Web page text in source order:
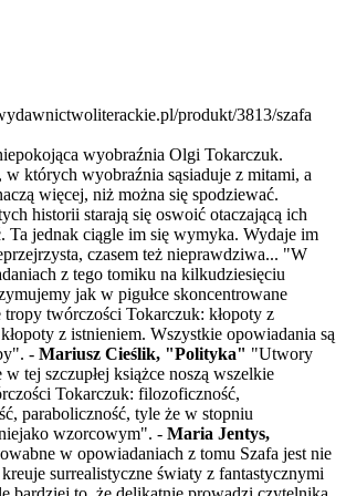
produkt/3813/szafa
wyobraźnia Olgi Tokarczuk.
w których wyobraźnia sąsiaduje z mitami, a
więcej, niż można się spodziewać.
historii starają się oswoić otaczającą ich
Ta jednak ciągle im się wymyka. Wydaje im
czasem też nieprawdziwa... "W
z tego tomiku na kilkudziesięciu
jak w pigułce skoncentrowane
tropy twórczości Tokarczuk: kłopoty z
z istnieniem. Wszystkie opowiadania są
- Mariusz Cieślik, "Polityka" "Utwory
w tej szczupłej książce noszą wszelkie
Tokarczuk: filozoficzność,
paraboliczność, tyle że w stopniu
wzorcowym". - Maria Jentys,
w opowiadaniach z tomu Szafa jest nie
surrealistyczne światy z fantastycznymi